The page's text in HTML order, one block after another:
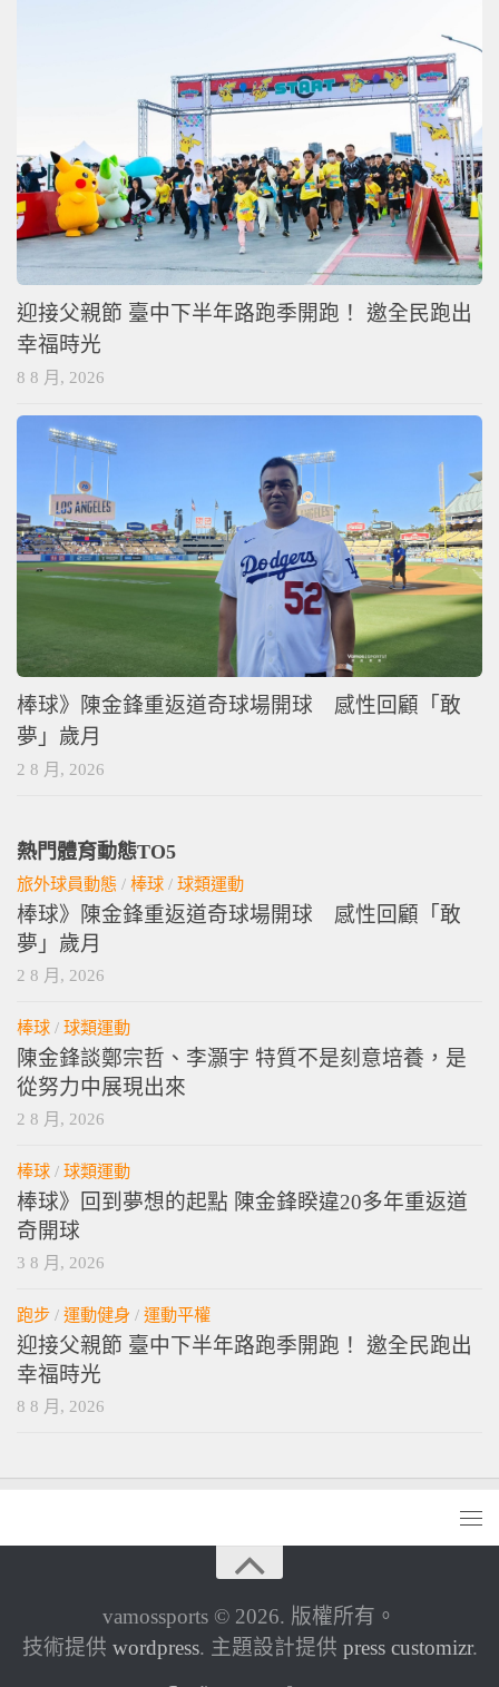
迎接父親節 臺中下半年路跑季開跑！ 邀全民跑出
幸福時光
8 8 月, 2026
棒球》陳金鋒重返道奇球場開球 感性回顧「敢
夢」歲月
2 8 月, 2026
熱門體育動態TO5
旅外球員動態 / 棒球 / 球類運動
棒球》陳金鋒重返道奇球場開球 感性回顧「敢
夢」歲月
2 8 月, 2026
棒球 / 球類運動
陳金鋒談鄭宗哲、李灝宇 特質不是刻意培養，是
從努力中展現出來
2 8 月, 2026
棒球 / 球類運動
棒球》回到夢想的起點 陳金鋒睽違20多年重返道
奇開球
3 8 月, 2026
跑步 / 運動健身 / 運動平權
迎接父親節 臺中下半年路跑季開跑！ 邀全民跑出
幸福時光
8 8 月, 2026
vamossports © 2026. 版權所有。
技術提供 wordpress. 主題設計提供 press customizr.